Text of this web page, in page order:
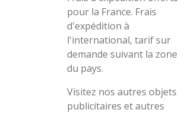
pour la France. Frais
d'expédition à
l'international, tarif sur
demande suivant la zone
du pays.
Visitez nos autres objets
publicitaires et autres